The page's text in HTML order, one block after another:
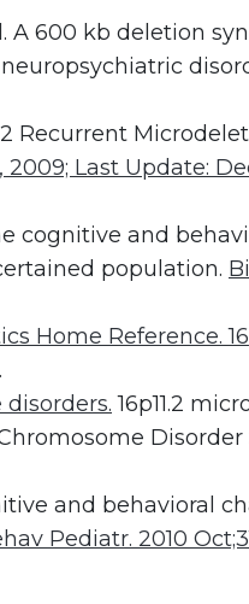
A 600 kb deletion
Recurrent
Last Update:
cognitive and
population.
Home Reference.
.
16p11.2
and behavioral
Pediatr. 2010